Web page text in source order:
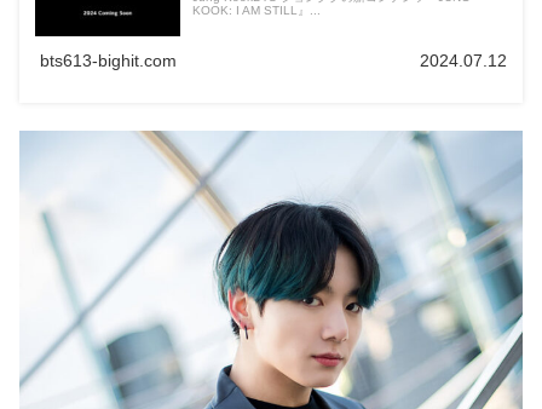
KOOK: I AM STILL』...
bts613-bighit.com 2024.07.12